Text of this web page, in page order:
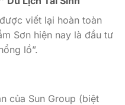
viết lại hoàn toàn
Sơn hiện nay là đầu tư
lồ”.
của Sun Group (biệt